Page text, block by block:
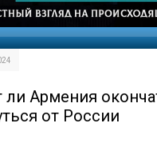
Армения
от России